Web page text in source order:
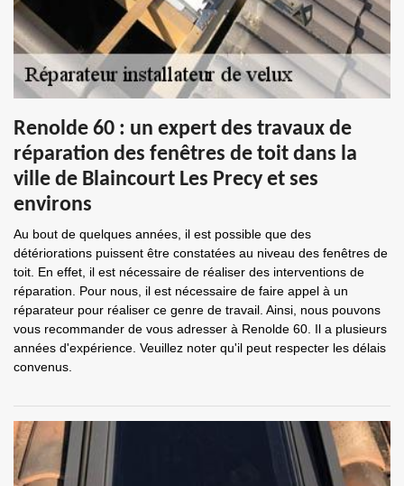
Renolde 60 : un expert des travaux de
réparation des fenêtres de toit dans la
ville de Blaincourt Les Precy et ses
environs
Au bout de quelques années, il est possible que des
détériorations puissent être constatées au niveau des fenêtres de
toit. En effet, il est nécessaire de réaliser des interventions de
réparation. Pour nous, il est nécessaire de faire appel à un
réparateur pour réaliser ce genre de travail. Ainsi, nous pouvons
vous recommander de vous adresser à Renolde 60. Il a plusieurs
années d'expérience. Veuillez noter qu'il peut respecter les délais
convenus.